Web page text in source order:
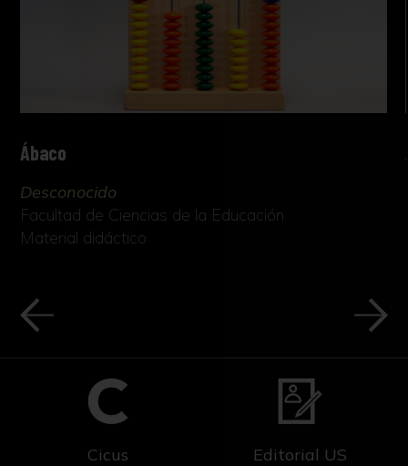
Ábaco
Desconocido
Facultad de Ciencias de la Educación
Material didáctico
Cicus Editorial US